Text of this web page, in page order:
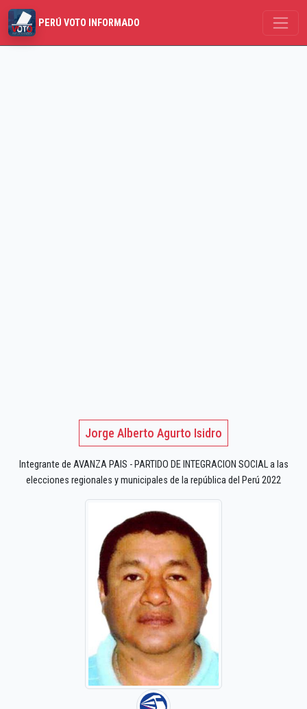
PERÚ VOTO INFORMADO
Jorge Alberto Agurto Isidro
Integrante de AVANZA PAIS - PARTIDO DE INTEGRACION SOCIAL a las
elecciones regionales y municipales de la república del Perú 2022